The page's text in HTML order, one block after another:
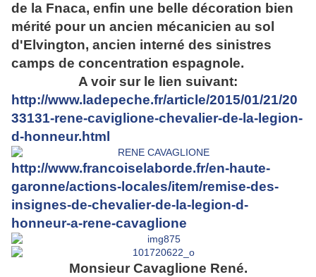
de la Fnaca, enfin une belle décoration bien
mérité pour un ancien mécanicien au sol
d'Elvington, ancien interné des sinistres
camps de concentration espagnole.
A voir sur le lien suivant:
http://www.ladepeche.fr/article/2015/01/21/20
33131-rene-caviglione-chevalier-de-la-legion-
d-honneur.html
http://www.francoiselaborde.fr/en-haute-
garonne/actions-locales/item/remise-des-
insignes-de-chevalier-de-la-legion-d-
honneur-a-rene-cavaglione
Monsieur Cavaglione René.